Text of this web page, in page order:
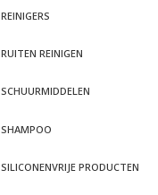
REINIGERS
RUITEN REINIGEN
SCHUURMIDDELEN
SHAMPOO
SILICONENVRIJE PRODUCTEN